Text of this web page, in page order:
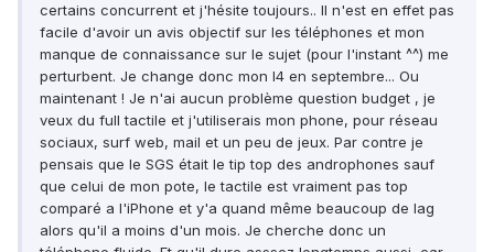
certains concurrent et j'hésite toujours.. Il n'est en effet pas
facile d'avoir un avis objectif sur les téléphones et mon
manque de connaissance sur le sujet (pour l'instant ^^) me
perturbent. Je change donc mon I4 en septembre... Ou
maintenant ! Je n'ai aucun problème question budget , je
veux du full tactile et j'utiliserais mon phone, pour réseau
sociaux, surf web, mail et un peu de jeux. Par contre je
pensais que le SGS était le tip top des androphones sauf
que celui de mon pote, le tactile est vraiment pas top
comparé a l'iPhone et y'a quand même beaucoup de lag
alors qu'il a moins d'un mois. Je cherche donc un